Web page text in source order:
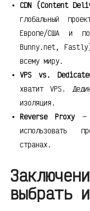
CDN (Content
глобальный
Европе/США и
Bunny.net,
всему миру.
VPS vs.
хватит VPS.
изоляция.
Reverse Proxy—
использовать
странах.
выбрать